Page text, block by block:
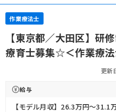
作業療法士
【東京都／大田区】研
療育士募集☆＜作業療
更新
給与
【モデル月収】26.3万円〜31.1